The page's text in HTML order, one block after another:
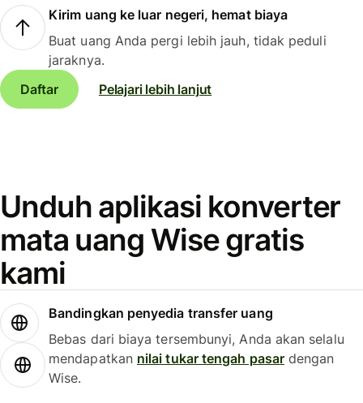
Kirim uang ke luar negeri, hemat biaya
Buat uang Anda pergi lebih jauh, tidak peduli
jaraknya.
Daftar
Pelajari lebih lanjut
Unduh aplikasi konverter
mata uang Wise gratis
kami
Bandingkan penyedia transfer uang
Bebas dari biaya tersembunyi, Anda akan selalu
mendapatkan nilai tukar tengah pasardengan
Wise.